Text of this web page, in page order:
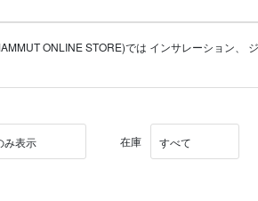
ONLINE STORE)では インサレーション
在庫